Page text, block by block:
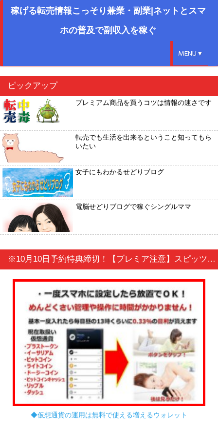
稼げる転売情報こっそり兼業・副業|ネットとスマ
ホの普及で副収入を稼ぐ
MENU▼
ピックアップ
プレミアム商品を買うコツは情報の速さです
転売でも生活を出来るということ知ってもら
いたい
女子にもわかるせどりブログ
電脳せどりブログで稼ぐシングルママ
※10月10日予約特典締切！【プレミア注意】スピッツ「スピッツのデザイン」≪予約限定特典付き！≫
◆仮想通貨の運用は無料で使える増えるウォレット